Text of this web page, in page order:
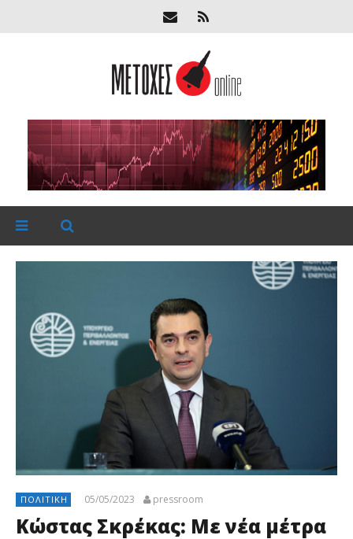
ΠΟΛΙΤΙΚΉ 05/05/2023 pressroom
Κώστας Σκρέκας: Με νέα μέτρα